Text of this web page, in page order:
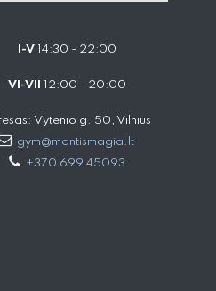
I-V14:30 - 22:00
VI-VII 12:00 - 20:00
Vytenio g. 50, Vilnius
gym@montismagia.lt
+370 699 45093